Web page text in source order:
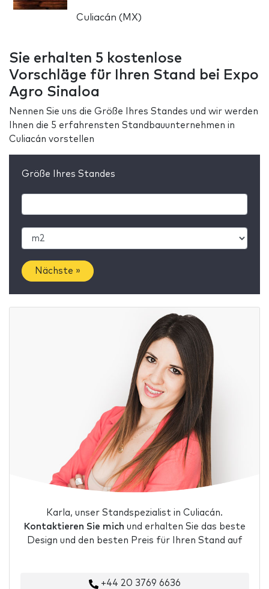
Culiacán (MX)
Sie erhalten 5 kostenlose
Vorschläge für Ihren Stand bei Expo
Agro Sinaloa
Nennen Sie uns die Größe Ihres Standes und wir werden
Ihnen die 5 erfahrensten Standbauunternehmen in
Culiacán vorstellen
Größe Ihres Standes
Nächste »
Karla, unser Standspezialist in Culiacán.
Kontaktieren Sie mich und erhalten Sie das beste
Design und den besten Preis für Ihren Stand auf
+44 20 3769 6636